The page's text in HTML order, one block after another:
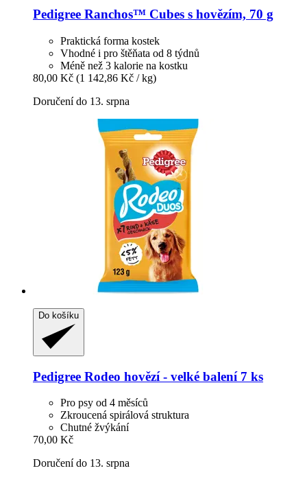
Pedigree Ranchos™ Cubes s hovězím, 70 g
Praktická forma kostek
Vhodné i pro štěňata od 8 týdnů
Méně než 3 kalorie na kostku
80,00 Kč (1 142,86 Kč / kg)
Doručení do 13. srpna
Do košíku
Pedigree Rodeo hovězí -​ velké balení 7 ks
Pro psy od 4 měsíců
Zkroucená spirálová struktura
Chutné žvýkání
70,00 Kč
Doručení do 13. srpna